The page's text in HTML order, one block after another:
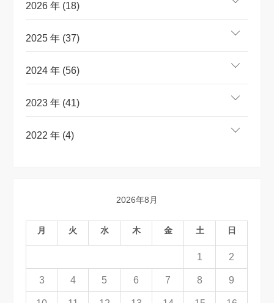
2026 年 (18)
2025 年 (37)
2024 年 (56)
2023 年 (41)
2022 年 (4)
2026年8月
月 火 水 木 金 土 日
1 2
3 4 5 6 7 8 9